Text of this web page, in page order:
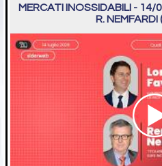
MERCATI INOSSIDABILI - 14/
R. NEMFARDI